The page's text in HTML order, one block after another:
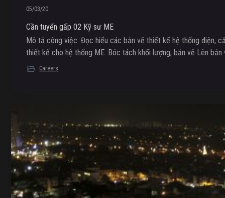
05/03/20
Cần tuyển gấp 02 Kỹ sư ME
Mô tả công việc: Đọc hiểu các bản vẽ thiết kế hệ thống điện,
thiết kế cho hệ thống ME. Bóc tách khối lượng, bản vẽ Lên
Careers